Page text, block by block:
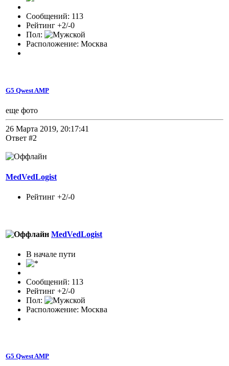
Сообщений: 113
Рейтинг +2/-0
Пол:
Расположение: Москва
G5 Qwest AMP
еще фото
26 Марта 2019, 20:17:41
Ответ #2
MedVedLogist
Рейтинг +2/-0
MedVedLogist
В начале пути
Сообщений: 113
Рейтинг +2/-0
Пол:
Расположение: Москва
G5 Qwest AMP